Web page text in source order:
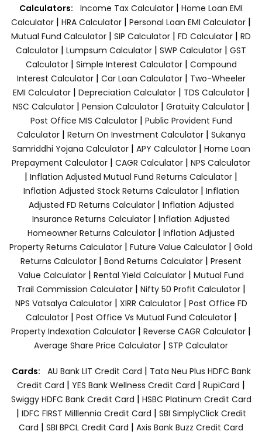
Calculators: Income Tax Calculator | Home Loan EMI
Calculator | HRA Calculator | Personal Loan EMI Calculator |
Mutual Fund Calculator | SIP Calculator | FD Calculator | RD
Calculator | Lumpsum Calculator | SWP Calculator | GST
Calculator| Simple Interest Calculator| Compound
Interest Calculator| Car Loan Calculator| Two-Wheeler
EMI Calculator| Depreciation Calculator| TDS Calculator|
NSC Calculator| Pension Calculator| Gratuity Calculator|
Post Office MIS Calculator| Public Provident Fund
Calculator| Return On Investment Calculator| Sukanya
Samriddhi Yojana Calculator| APY Calculator| Home Loan
Prepayment Calculator | CAGR Calculator | NPS Calculator
| Inflation Adjusted Mutual Fund Returns Calculator |
Inflation Adjusted Stock Returns Calculator| Inflation
Adjusted FD Returns Calculator| Inflation Adjusted
Insurance Returns Calculator | Inflation Adjusted
Homeowner Returns Calculator | Inflation Adjusted
Property Returns Calculator | Future Value Calculator | Gold
Returns Calculator | Bond Returns Calculator | Present
Value Calculator | Rental Yield Calculator | Mutual Fund
Trail Commission Calculator| Nifty 50 Profit Calculator|
NPS Vatsalya Calculator| XIRR Calculator| Post Office FD
Calculator| Post Office Vs Mutual Fund Calculator|
Property Indexation Calculator | Reverse CAGR Calculator |
Average Share Price Calculator | STP Calculator
Cards: AU Bank LIT Credit Card | Tata Neu Plus HDFC Bank
Credit Card | YES Bank Wellness Credit Card | RupiCard |
Swiggy HDFC Bank Credit Card | HSBC Platinum Credit Card
| IDFC FIRST Milllennia Credit Card | SBI SimplyClick Credit
Card | SBI BPCL Credit Card | Axis Bank Buzz Credit Card